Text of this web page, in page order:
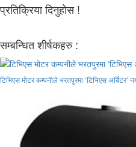
प्रतिक्रिया दिनुहोस !
सम्बन्धित शीर्षकहरु :
टिभिएस मोटर कम्पनीले भरतपुरमा ‘टिभिएस अर्बिटर’